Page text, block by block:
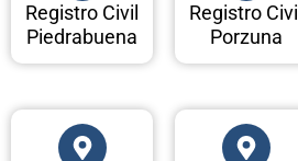
Registro Civil
Piedrabuena
Registro Civil
Porzuna